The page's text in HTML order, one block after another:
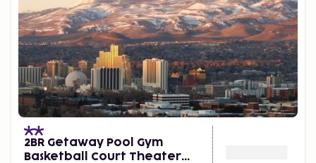
2BR Getaway Pool Gym
Basketball Court Theater